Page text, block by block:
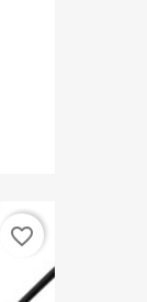
favorite_border